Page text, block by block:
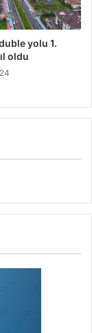
yolu 1.
oldu